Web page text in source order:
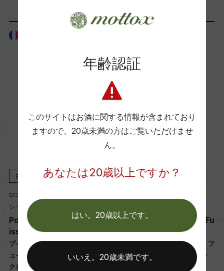
Wine Advocate 獲得点
醗酵・熟成
醗酵：ステンレスタンク、主醗酵後ステンレスタ
ンクにてマロラクティック醗酵
熟成：ステンレスタンク 8カ月
白 2023
SCE Chateau de Fuisse
シャトー・ド・フュイッセ
Pouilly Fuisse Chateau Fu
isse 1er Cru Le Clos
プイィ・フュイッセ シャトー・フ
ュイッセ プルミエ・クリュ ル・
クロ
白 2022
シャトー・ド・フュイッセ
Pouilly Fuisse Chateau Fu
isse 1er Cru Le Clos
プイィ・フュイッセ シャトー・フ
ュイッセ プルミエ・クリュ ル・
年齢認証
このサイトはお酒に関する情報が含まれており
ますので、 20歳未満の方はご覧いただけませ
ん。
あなたは20歳以上ですか？
はい。20歳以上です。
いいえ。20歳未満です。